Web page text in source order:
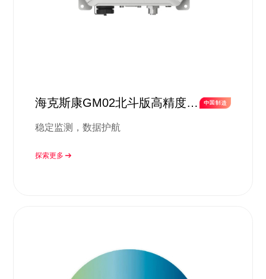
海克斯康GM02北斗版高精度监
稳定监测，数据护航
探索更多